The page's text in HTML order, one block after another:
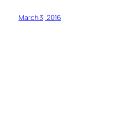
March 3, 2016